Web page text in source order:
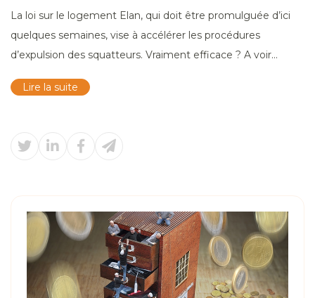
La loi sur le logement Elan, qui doit être promulguée d’ici
quelques semaines, vise à accélérer les procédures
d’expulsion des squatteurs. Vraiment efficace ? A voir…
Lire la suite